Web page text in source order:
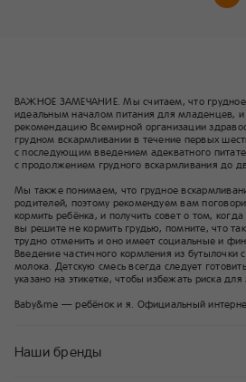
ВАЖНОЕ ЗАМЕЧАНИЕ. Мы считаем, что грудное
идеальным началом питания для младенцев,
рекомендацию Всемирной организации
грудном вскармливании в течение первых
с последующим введением адекватного
с продолжением грудного вскармливания до
Мы также понимаем, что грудное
родителей, поэтому рекомендуем вам
кормить ребёнка, и получить совет о том,
вы решите не кормить грудью, помните, что
трудно отменить и оно имеет социальные и
Введение частичного кормления из бутылочки
молока. Детскую смесь всегда следует
указано на этикетке, чтобы избежать риска
Baby&me — ребёнок и я. Официальный
Наши бренды